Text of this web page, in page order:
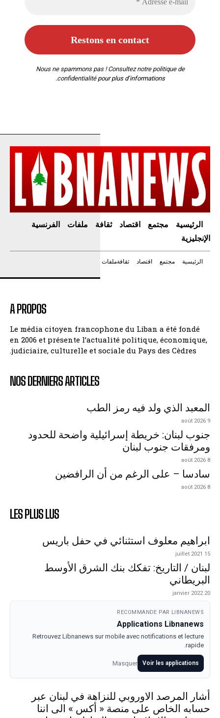
Nous ne spammons pas ! Consultez notre politique de
confidentialitépour plus d’informations.
الرئيسية مجتمع اقتصاد ثقافة ملفات
الفرنسية
الإنجليزية
الرئيسية مجتمع اقتصاد ثقافةملفات
A PROPOS
Le média citoyen francophone du Liban a été fondé
en 2006 et présente l’actualité politique, économique,
judiciaire, culturelle et sociale du Pays des Cèdres.
NOS DERNIERS ARTICLES
المعبد الذي ولد فيه رمز الطب
9 août 2026
جنوب لبنان: خريطة إسرائيلية واضحة للحدود
ومرفقات جنوب لبنان
8 août 2026
سادسا – على الرغم من أن الرافضين
8 août 2026
LES PLUS LUS
ابراهيم معلوف استثنائي في حفل باريس
15 juillet 2021
لبنان / التاريخ: تفكك بنك الشرق الأوسط
البريطاني
20 janvier 2022
RECOMMANDE PAR LIBNANEWS
Applications Libnanews
Retrouvez Libnanews sur mobile avec notifications et lecture
rapide.
Voir les applications
Masquer
أشار المرصد الاوروبي للنزاهة في لبنان عبر
حسابه الخاص على منصة « أكس » الى اننا